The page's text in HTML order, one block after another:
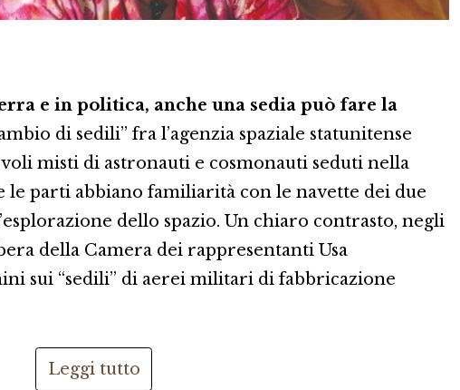
e in politica, anche una sedia può fare la
di sedili” fra l’agenzia spaziale statunitense
voli misti di astronauti e cosmonauti seduti nella
le parti abbiano familiarità con le navette dei due
dello spazio. Un chiaro contrasto, negli
della Camera dei rappresentanti Usa
sui “sedili” di aerei militari di fabbricazione
Leggi tutto